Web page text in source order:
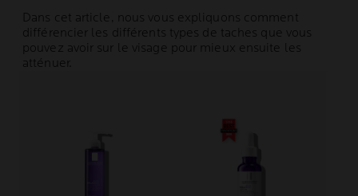
Dans cet article, nous vous expliquons comment
différencier les différents types de taches que vous
pouvez avoir sur le visage pour mieux ensuite les
atténuer.